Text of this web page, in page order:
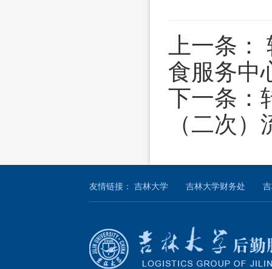
上一条：
食服务中
下一条：
（二次
友情链接： 吉林大学 吉林大学财务处